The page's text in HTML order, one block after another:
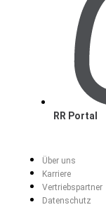
RR Portal
Über uns
Karriere
Vertriebspartner
Datenschutz